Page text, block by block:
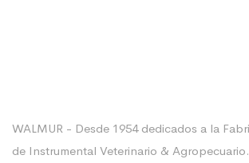
WALMUR - Desde 1954 dedicados a la
de Instrumental Veterinario & Agropecuario.